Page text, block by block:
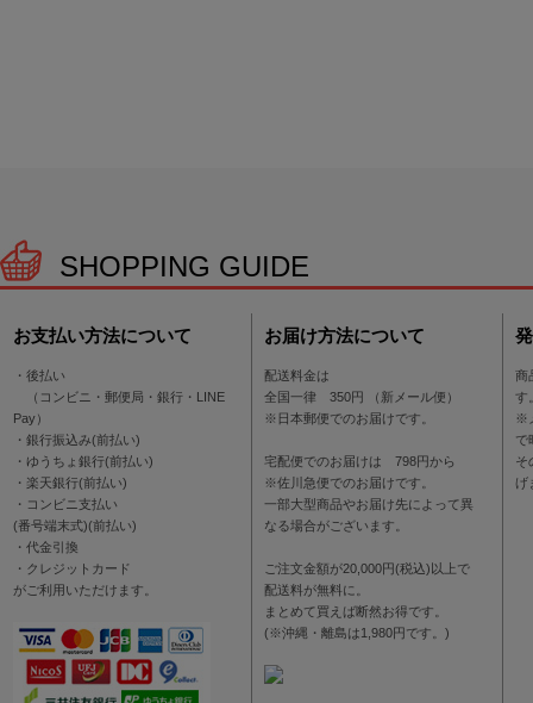
SHOPPING GUIDE
お支払い方法について
・後払い
（コンビニ・郵便局・銀行・LINE
Pay）
・銀行振込み(前払い)
・ゆうちょ銀行(前払い)
・楽天銀行(前払い)
・コンビニ支払い
(番号端末式)(前払い)
・代金引換
・クレジットカード
がご利用いただけます。
お届け方法について
配送料金は
全国一律 350円 （新メール便）
※日本郵便でのお届けです。
宅配便でのお届けは 798円から
※佐川急便でのお届けです。
一部大型商品やお届け先によって異
なる場合がございます。
ご注文金額が20,000円(税込)以上で
配送料が無料に。
まとめて買えば断然お得です。
(※沖縄・離島は1,980円です。)
商
す
※
で
そ
げ